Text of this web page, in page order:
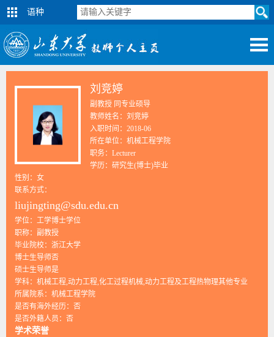
语种
刘竞婷
副教授 同专业硕导
教师姓名：刘竞婷
入职时间：2018-06
所在单位：机械工程学院
职务：Lecturer
学历：研究生(博士)毕业
性别：女
联系方式：
liujingting@sdu.edu.cn
学位：工学博士学位
职称：副教授
毕业院校：浙江大学
博士生导师否
硕士生导师是
学科：机械工程,动力工程,化工过程机械,动力工程及工程热物理其他专业
所属院系：机械工程学院
是否有海外经历：否
是否外籍人员：否
学术荣誉